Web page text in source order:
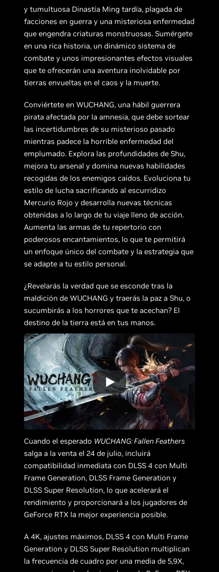
y tumultuosa Dinastía Ming tardía, plagada de
facciones en guerra y una misteriosa enfermedad
que engendra criaturas monstruosas. Sumérgete
en una rica historia, un dinámico sistema de
combate y unos impresionantes efectos visuales
que te ofrecerán una aventura inolvidable por
tierras envueltas en el caos y la muerte.
Conviértete en WUCHANG, una hábil guerrera
pirata afectada por la amnesia, que debe sortear
las incertidumbres de su misterioso pasado
mientras padece la horrible enfermedad del
emplumado. Explora las profundidades de Shu,
mejora tu arsenal y domina nuevas habilidades
recogidas de los enemigos caídos. Evoluciona tu
estilo de lucha sacrificando al escurridizo
Mercurio Rojo y desarrolla nuevas técnicas
obtenidas a lo largo de tu viaje lleno de acción.
Aumenta las armas de tu repertorio con
poderosos encantamientos, lo que te permitirá
un enfoque único del combate y la estrategia que
se adapte a tu estilo personal.
¿Revelarás la verdad que se esconde tras la
maldición de WUCHANG y traerás la paz a Shu, o
sucumbirás a los horrores que te acechan? El
destino de la tierra está en tus manos.
Cuando el esperado WUCHANG: Fallen Feathers
salga a la venta el 24 de julio, incluirá
compatibilidad inmediata con DLSS 4 con Multi
Frame Generation, DLSS Frame Generation y
DLSS Super Resolution, lo que acelerará el
rendimiento y proporcionará a los jugadores de
GeForce RTX la mejor experiencia posible.
A 4K, ajustes máximos, DLSS 4 con Multi Frame
Generation y DLSS Super Resolution multiplican
la frecuencia de cuadro por una media de 5,9X,